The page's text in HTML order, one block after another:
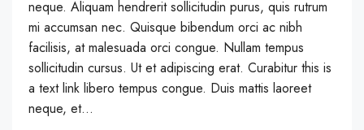
neque. Aliquam hendrerit sollicitudin purus, quis rutrum
mi accumsan nec. Quisque bibendum orci ac nibh
facilisis, at malesuada orci congue. Nullam tempus
sollicitudin cursus. Ut et adipiscing erat. Curabitur this is
a text link libero tempus congue. Duis mattis laoreet
neque, et...